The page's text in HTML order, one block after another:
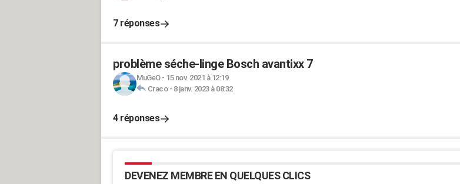
7 réponses
problème séche-linge Bosch avantixx 7
MuGeO- 15 nov. 2021 à 12:19
Craco- 8 janv. 2023 à 08:32
4 réponses
DEVENEZ MEMBRE EN QUELQUES CLICS